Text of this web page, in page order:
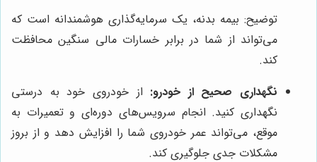
توضیح: بیمه بدنه، یک سرمایه‌گذاری هوشمندانه است که
می‌تواند از شما در برابر خسارات مالی سنگین محافظت
کند.
نگهداری صحیح از خودرو: از خودروی خود به درستی
نگهداری کنید. انجام سرویس‌های دوره‌ای و تعمیرات به
موقع، می‌تواند عمر خودروی شما را افزایش دهد و از بروز
مشکلات جدی جلوگیری کند.